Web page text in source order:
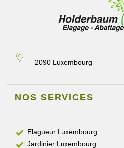
2090 Luxembourg
NOS SERVICES
Elagueur Luxembourg
Jardinier Luxembourg